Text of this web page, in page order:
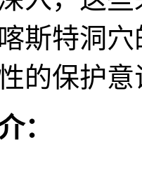
斯特洞
的保护
：